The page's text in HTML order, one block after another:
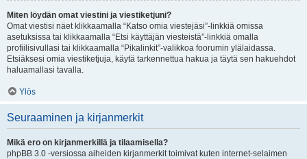
Miten löydän omat viestini ja viestiketjuni?
Omat viestisi näet klikkaamalla “Katso omia viestejäsi”-linkkiä omissa
asetuksissa tai klikkaamalla “Etsi käyttäjän viesteistä”-linkkiä omalla
profiilisivullasi tai klikkaamalla “Pikalinkit”-valikkoa foorumin ylälaidassa.
Etsiäksesi omia viestiketjuja, käytä tarkennettua hakua ja täytä sen hakuehdot
haluamallasi tavalla.
Ylös
Seuraaminen ja kirjanmerkit
Mikä ero on kirjanmerkillä ja tilaamisella?
phpBB 3.0 -versiossa aiheiden kirjanmerkit toimivat kuten internet-selaimen